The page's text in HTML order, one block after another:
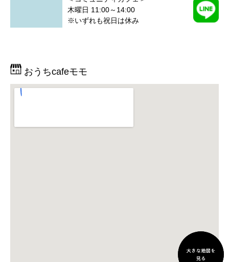
木曜日 11:00～14:00
※いずれも祝日は休み
おうちcafeモモ